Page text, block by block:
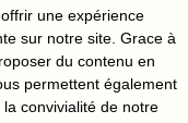
À l’étage, un
pouvant faire
salle de bain
les espaces
pergola. Un
une expérience
sur notre site. Grace à
du contenu en
permettent également
convivialité de notre